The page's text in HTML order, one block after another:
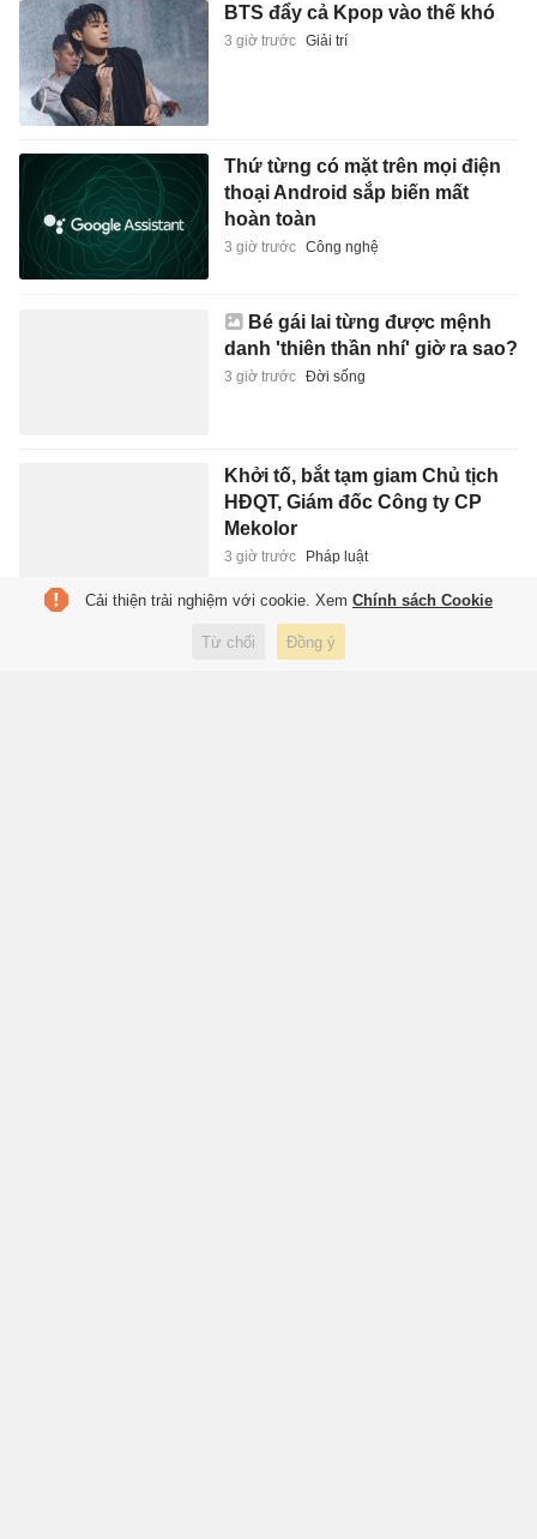
BTS đẩy cả Kpop vào thế khó
3 giờ trước Giải trí
Thứ từng có mặt trên mọi điện
thoại Android sắp biến mất
hoàn toàn
3 giờ trước Công nghệ
Bé gái lai từng được mệnh
danh 'thiên thần nhí' giờ ra sao?
3 giờ trước Đời sống
Khởi tố, bắt tạm giam Chủ tịch
HĐQT, Giám đốc Công ty CP
Mekolor
3 giờ trước Pháp luật
5 thư viện đông khách du lịch
nhất thế giới
Cải thiện trải nghiệm với cookie. Xem Chính sách Cookie
Từ chối Đồng ý